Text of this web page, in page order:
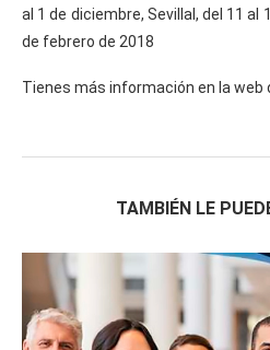
al 1 de diciembre, SevillaI, del 11 al
de febrero de 2018
Tienes más información en la web
TAMBIÉN LE